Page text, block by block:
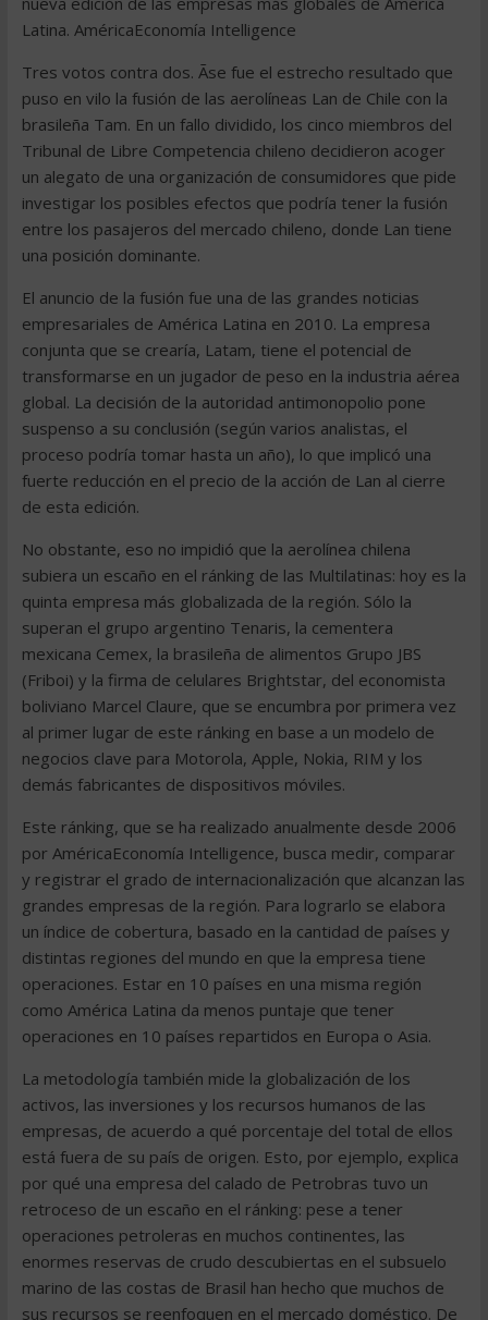
Latina. AméricaEconomía Intelligence
Tres votos contra dos. Ãse fue el estrecho resultado que
puso en vilo la fusión de las aerolíneas Lan de Chile con la
brasileña Tam. En un fallo dividido, los cinco miembros del
Tribunal de Libre Competencia chileno decidieron acoger
un alegato de una organización de consumidores que pide
investigar los posibles efectos que podría tener la fusión
entre los pasajeros del mercado chileno, donde Lan tiene
una posición dominante.
El anuncio de la fusión fue una de las grandes noticias
empresariales de América Latina en 2010. La empresa
conjunta que se crearía, Latam, tiene el potencial de
transformarse en un jugador de peso en la industria aérea
global. La decisión de la autoridad antimonopolio pone
suspenso a su conclusión (según varios analistas, el
proceso podría tomar hasta un año), lo que implicó una
fuerte reducción en el precio de la acción de Lan al cierre
de esta edición.
No obstante, eso no impidió que la aerolínea chilena
subiera un escaño en el ránking de las Multilatinas: hoy es la
quinta empresa más globalizada de la región. Sólo la
superan el grupo argentino Tenaris, la cementera
mexicana Cemex, la brasileña de alimentos Grupo JBS
(Friboi) y la firma de celulares Brightstar, del economista
boliviano Marcel Claure, que se encumbra por primera vez
al primer lugar de este ránking en base a un modelo de
negocios clave para Motorola, Apple, Nokia, RIM y los
demás fabricantes de dispositivos móviles.
Este ránking, que se ha realizado anualmente desde 2006
por AméricaEconomía Intelligence, busca medir, comparar
y registrar el grado de internacionalización que alcanzan las
grandes empresas de la región. Para lograrlo se elabora
un índice de cobertura, basado en la cantidad de países y
distintas regiones del mundo en que la empresa tiene
operaciones. Estar en 10 países en una misma región
como América Latina da menos puntaje que tener
operaciones en 10 países repartidos en Europa o Asia.
La metodología también mide la globalización de los
activos, las inversiones y los recursos humanos de las
empresas, de acuerdo a qué porcentaje del total de ellos
está fuera de su país de origen. Esto, por ejemplo, explica
por qué una empresa del calado de Petrobras tuvo un
retroceso de un escaño en el ránking: pese a tener
operaciones petroleras en muchos continentes, las
enormes reservas de crudo descubiertas en el subsuelo
marino de las costas de Brasil han hecho que muchos de
sus recursos se reenfoquen en el mercado doméstico. De